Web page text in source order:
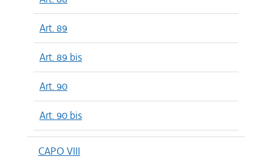
Art. 89
Art. 89 bis
Art. 90
Art. 90 bis
CAPO VIII